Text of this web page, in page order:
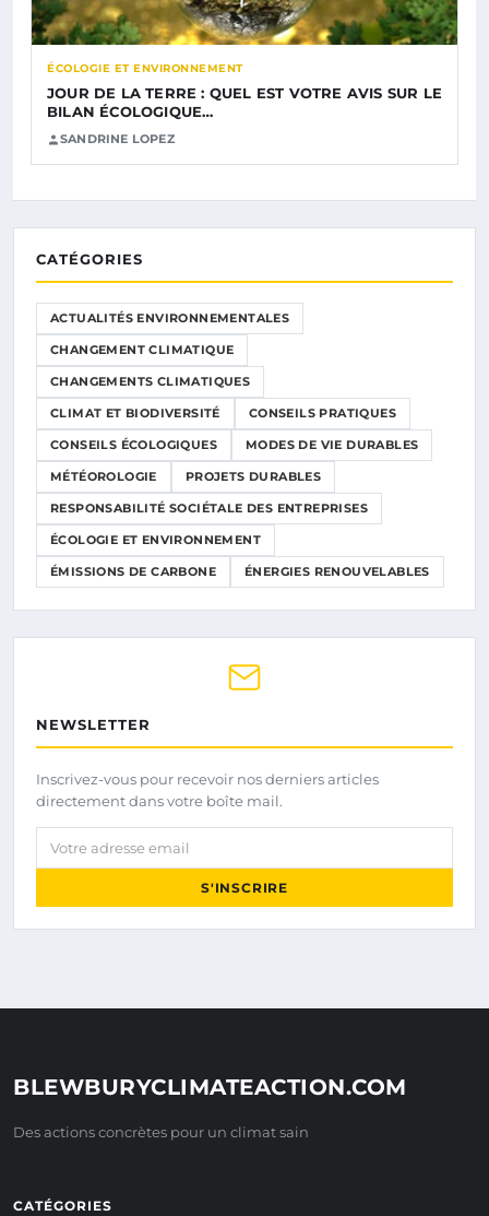
ÉCOLOGIE ET ENVIRONNEMENT
JOUR DE LA TERRE : QUEL EST VOTRE AVIS SUR LE
BILAN ÉCOLOGIQUE…
SANDRINE LOPEZ
CATÉGORIES
ACTUALITÉS ENVIRONNEMENTALES
CHANGEMENT CLIMATIQUE
CHANGEMENTS CLIMATIQUES
CLIMAT ET BIODIVERSITÉ CONSEILS PRATIQUES
CONSEILS ÉCOLOGIQUES MODES DE VIE DURABLES
MÉTÉOROLOGIE PROJETS DURABLES
RESPONSABILITÉ SOCIÉTALE DES ENTREPRISES
ÉCOLOGIE ET ENVIRONNEMENT
ÉMISSIONS DE CARBONE ÉNERGIES RENOUVELABLES
NEWSLETTER
Inscrivez-vous pour recevoir nos derniers articles
directement dans votre boîte mail.
Votre adresse email
S'INSCRIRE
BLEWBURYCLIMATEACTION.COM
Des actions concrètes pour un climat sain
CATÉGORIES